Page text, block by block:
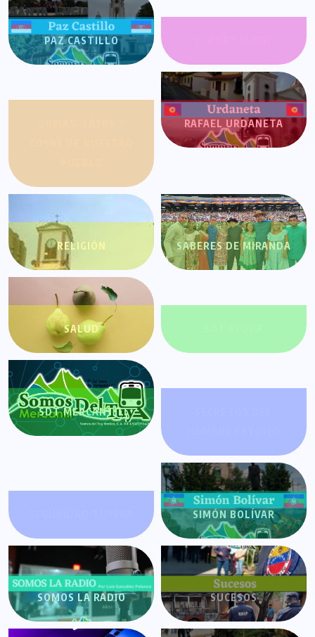
PAZ CASTILLO
RAFAEL URDANETA
RELIGIÓN SABERES DE MIRANDA
SALUD
SDT MERCANTIL
SIMÓN BOLÍVAR
SOMOS LA RADIO SUCESOS